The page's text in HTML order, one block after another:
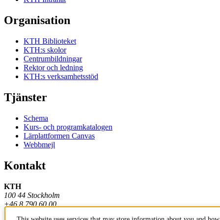
Organisation
KTH Biblioteket
KTH:s skolor
Centrumbildningar
Rektor och ledning
KTH:s verksamhetsstöd
Tjänster
Schema
Kurs- och programkatalogen
Lärplattformen Canvas
Webbmejl
Kontakt
KTH
100 44 Stockholm
+46 8 790 60 00